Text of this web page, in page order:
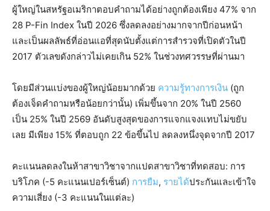
ผู้ใหญ่ในสหรัฐอเมริกาตอบคำถามได้อย่างถูกต้องเพียง 47% จาก
28 P-Fin Index ในปี 2026 ซึ่งลดลงอย่างมากจากปีก่อนหน้า
และเป็นผลลัพธ์ที่อ่อนแอที่สุดนับตั้งแต่การสำรวจที่เปิดตัวในปี
2017 ตัวเลขดังกล่าวไม่เคยเกิน 52% ในช่วงทศวรรษที่ผ่านมา
โดยมีส่วนแบ่งของผู้ใหญ่น้อยมากด้วย ความรู้ทางการเงิน (ถูก
ต้องเจ็ดคำถามหรือน้อยกว่านั้น) เพิ่มขึ้นจาก 20% ในปี 2560
เป็น 25% ในปี 2569 อันดับสูงสุดของการแจกแจงแทบไม่ขยับ
เลย มีเพียง 15% ที่ตอบถูก 22 ข้อขึ้นไป ลดลงหนึ่งจุดจากปี 2017
คะแนนลดลงในห้าสาขาวิชาจากแปดสาขาวิชาที่ทดสอบ: การ
บริโภค (-5 คะแนนเปอร์เซ็นต์) การยืม, รายได้ประกันและเข้าใจ
ความเสี่ยง (-3 คะแนนในแต่ละ)